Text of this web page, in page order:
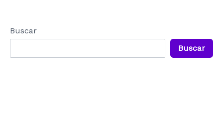
Buscar
Buscar